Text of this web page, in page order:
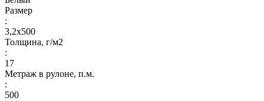
Размер
:
3,2х500
Толщина, г/м2
:
17
Метраж в рулоне, п.м.
:
500